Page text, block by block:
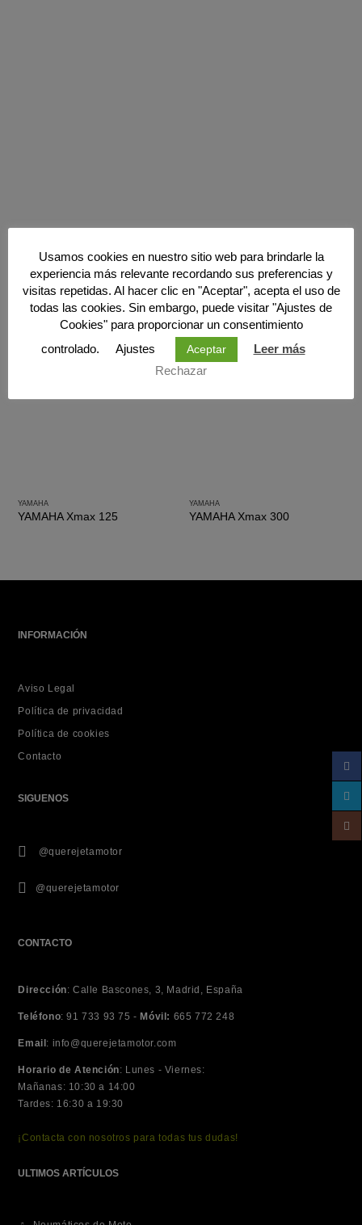
PRODUCTOS RELACIONADOS
YAMAHA
YAMAHA Xmax 125
YAMAHA
YAMAHA Xmax 300
INFORMACIÓN
Aviso Legal
Política de privacidad
Política de cookies
Contacto
SIGUENOS
@querejetamotor
@querejetamotor
CONTACTO
Dirección: Calle Bascones, 3, Madrid, España
Teléfono: 91 733 93 75 - Móvil: 665 772 248
Email : info@querejetamotor.com
Horario de Atención: Lunes - Viernes:
Mañanas: 10:30 a 14:00
Tardes: 16:30 a 19:30
¡Contacta con nosotros para todas tus dudas!
ULTIMOS ARTÍCULOS
Usamos cookies en nuestro sitio web para brindarle la
experiencia más relevante recordando sus preferencias y
visitas repetidas. Al hacer clic en "Aceptar", acepta el uso de
todas las cookies. Sin embargo, puede visitar "Ajustes de
Cookies" para proporcionar un consentimiento
controlado.
Ajustes Aceptar
Leer más
Rechazar